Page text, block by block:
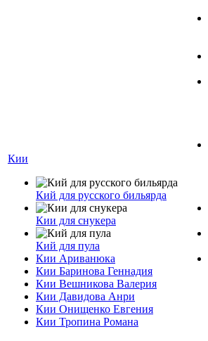
Кии
Кий для русского бильярда
Кии для снукера
Кий для пула
Кии Ариванюка
Кии Баринова Геннадия
Кии Вешникова Валерия
Кии Давидова Анри
Кии Онищенко Евгения
Кии Тропина Романа